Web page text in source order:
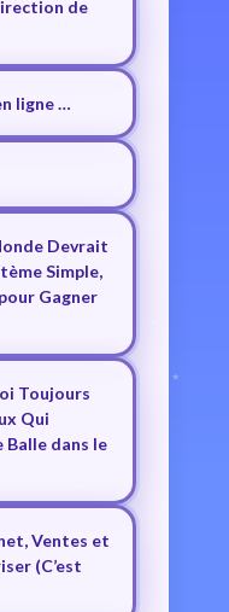
de
ligne …
Devrait
Simple,
Gagner
Toujours
Qui
Balle dans le
Ventes et
(C’est